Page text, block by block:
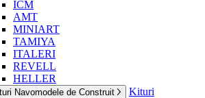
ICM
AMT
MINIART
TAMIYA
ITALERI
REVELL
HELLER
Navomodele de Construit
Kituri